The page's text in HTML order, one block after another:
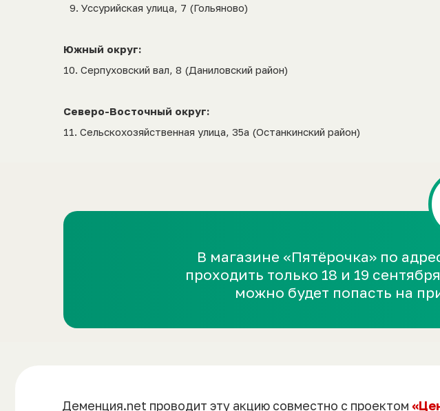
9.⁠ ⁠Уссурийская улица, 7 (Гольяново)
Южный округ:
10.⁠ ⁠Серпуховский вал, 8 (Даниловский район)
Северо-Восточный округ:
11.⁠ ⁠Сельскохозяйственная улица, 35а (Останкинский район)
В магазине «Пятёрочка» по
проходить только 18 и 19
можно будет попасть на
«Центры
жизнь в своём районе ярче и интереснее. В магазинах можно
событие — мастер-класс, выставку, лекцию, праздник для соседей,